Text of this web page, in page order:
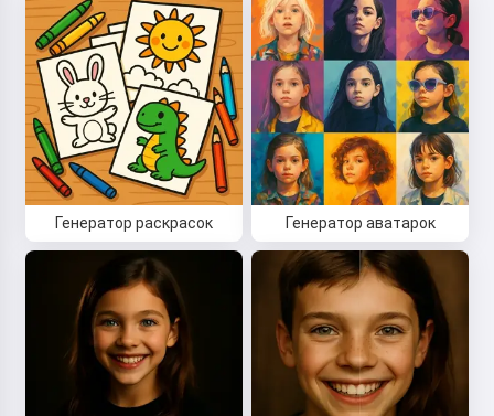
Генератор раскрасок Генератор аватарок
Привет! Я Сторико 👋
Я рассказываю волшебные
сказки на ночь для ваших детей
🌟
Прочитать сказку
Начиная использовать сервис, вы принимаете:
Условия использования,
Политика
конфиденциальности
Политика возврата